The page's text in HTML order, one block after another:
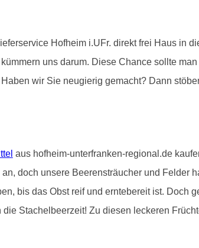
Hofheim i.UFr. direkt frei Haus in
uns darum. Diese Chance sollte
wir Sie neugierig gemacht? Dann
aus hofheim-unterfranken-regional.de
doch unsere Beerensträucher und Felder
bis das Obst reif und erntebereit ist. Doch
Stachelbeerzeit! Zu diesen leckeren